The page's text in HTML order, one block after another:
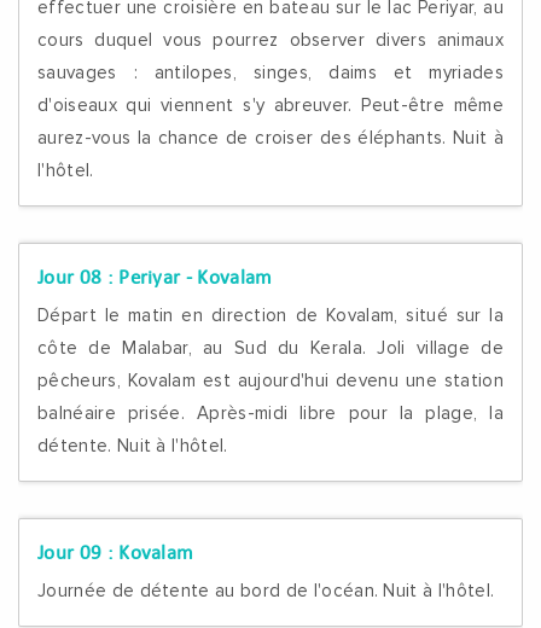
effectuer une croisière en bateau sur le lac Periyar, au
cours duquel vous pourrez observer divers animaux
sauvages : antilopes, singes, daims et myriades
d'oiseaux qui viennent s'y abreuver. Peut-être même
aurez-vous la chance de croiser des éléphants. Nuit à
l'hôtel.
Jour 08 : Periyar - Kovalam
Départ le matin en direction de Kovalam, situé sur la
côte de Malabar, au Sud du Kerala. Joli village de
pêcheurs, Kovalam est aujourd'hui devenu une station
balnéaire prisée. Après-midi libre pour la plage, la
détente. Nuit à l'hôtel.
Jour 09 : Kovalam
Journée de détente au bord de l'océan. Nuit à l'hôtel.